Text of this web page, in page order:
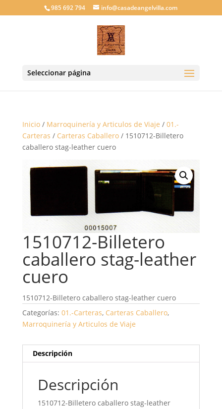
985 692 794 info@casadeangelvilla.com
Seleccionar página
Inicio/ Marroquinería y Articulos de Viaje / 01.-
Carteras / Carteras Caballero/ 1510712-Billetero
caballero stag-leather cuero
1510712-Billetero
caballero stag-leather
cuero
1510712-Billetero caballero stag-leather cuero
Categorías: 01.-Carteras, Carteras Caballero,
Marroquinería y Articulos de Viaje
Descripción
Descripción
1510712-Billetero caballero stag-leather